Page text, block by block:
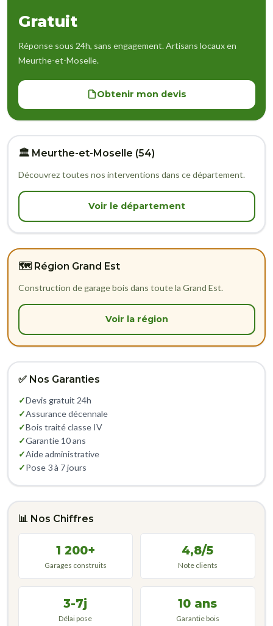
Gratuit
Réponse sous 24h, sans engagement. Artisans locaux en
Meurthe-et-Moselle.
Obtenir mon devis
🏛️ Meurthe-et-Moselle (54)
Découvrez toutes nos interventions dans ce département.
Voir le département
🗺️ Région Grand Est
Construction de garage bois dans toute la Grand Est.
Voir la région
✅ Nos Garanties
✓Devis gratuit 24h
✓Assurance décennale
✓Bois traité classe IV
✓Garantie 10 ans
✓Aide administrative
✓Pose 3 à 7 jours
📊 Nos Chiffres
1 200+
Garages construits
4,8/5
Note clients
3-7j
Délai pose
10 ans
Garantie bois